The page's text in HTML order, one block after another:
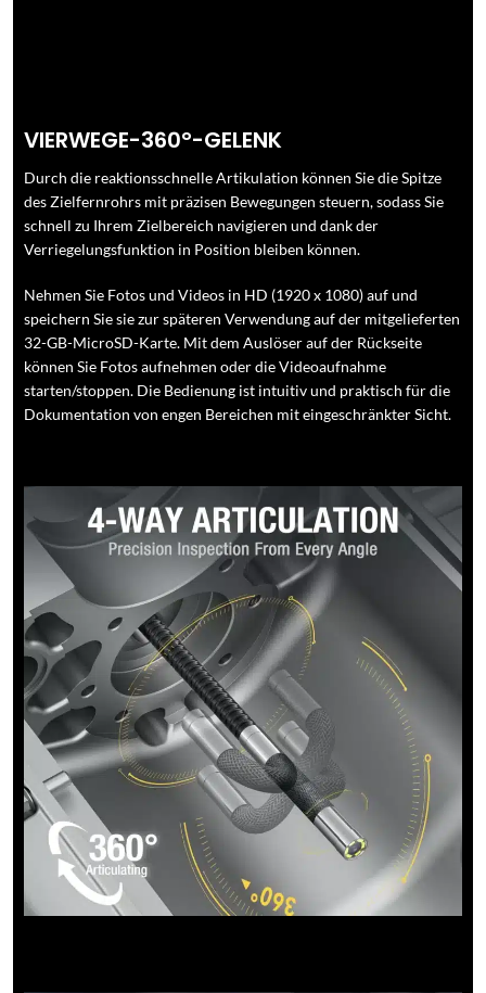
VIERWEGE-360°-GELENK
Durch die reaktionsschnelle Artikulation können Sie die Spitze
des Zielfernrohrs mit präzisen Bewegungen steuern, sodass Sie
schnell zu Ihrem Zielbereich navigieren und dank der
Verriegelungsfunktion in Position bleiben können.
Nehmen Sie Fotos und Videos in HD (1920 x 1080) auf und
speichern Sie sie zur späteren Verwendung auf der mitgelieferten
32-GB-MicroSD-Karte. Mit dem Auslöser auf der Rückseite
können Sie Fotos aufnehmen oder die Videoaufnahme
starten/stoppen. Die Bedienung ist intuitiv und praktisch für die
Dokumentation von engen Bereichen mit eingeschränkter Sicht.